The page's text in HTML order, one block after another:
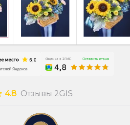
4.8 Отзывы 2GIS